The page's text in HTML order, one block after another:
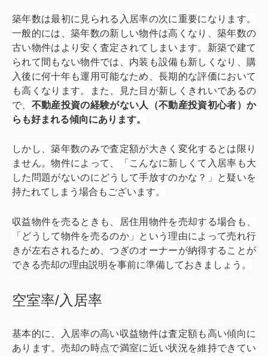
築年数は最初に見られる入居率の次に重要になります。
一般的には、築年数の新しい物件は高くなり、築年数の
古い物件はより安く査定されてしまいます。新築で建て
られて間もない物件では、内装も設備も新しくなり、購
入後に何十年も運用可能なため、長期的な評価において
も高くなります。また、見た目が新しくきれいであるの
で、 不動産投資の経験がない人（不動産投資初心者）か
らも好まれる傾向にあります。
しかし、築年数のみで査定額が大きく変化するとは限り
ません。物件によって、「こんなに新しくて入居率も大
した問題がないのにどうして手放すのかな？」と疑いを
持たれてしまう場合もございます。
収益物件を売るときも、居住用物件を売却する場合も、
「どうして物件を売るのか」という理由によって売れ行
きが左右されるため、つぎのオーナーが納得することが
できる売却の理由説明を事前に準備しておきましょう。
空室率/入居率
基本的に、入居率の高い収益物件は査定額も高い傾向に
あります。売却の時点で満室に近い状況を維持できてい